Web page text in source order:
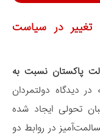
تغییر در سیاست
پاکستان نسبت به
دیدگاه دولتمردان
تحولی ایجاد شده
در روابط دو